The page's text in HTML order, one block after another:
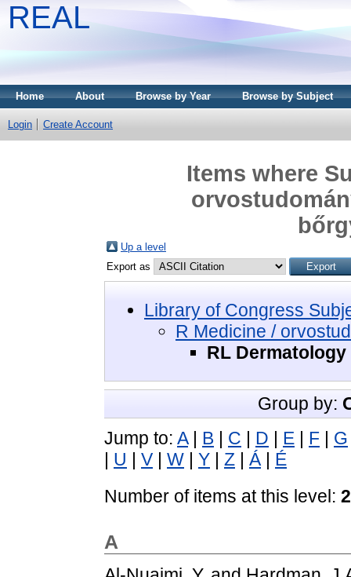
REAL
Home About Browse by Year Browse by Subject
Login Create Account
Items where
Up a level
Export as
Library of Congress
R Medicine /
RL
Group by:
Jump to: A| B C D E F G
U V W Y Z Á| É
Number of items at this level:
A